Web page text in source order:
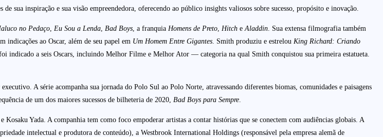
sua inspiração e sua visão empreendedora, oferecendo ao público insights valiosos sobre sucesso, propósito e inovação.
no Pedaço Eu Sou a Lenda Bad Boys , a franquia Homens de Preto Hitch e Aladdin . Sua extensa filmografia também
indicações ao Oscar, além de seu papel em Um Homem Entre Gigantes . Smith produziu e estrelou King Richard: Criando
indicado a seis Oscars, incluindo Melhor Filme e Melhor Ator — categoria na qual Smith conquistou sua primeira estatueta.
A série acompanha sua jornada do Polo Sul ao Polo Norte, atravessando diferentes biomas, comunidades e paisagens
de um dos maiores sucessos de bilheteria de 2020, Bad Boys para Sempre
Yada. A companhia tem como foco empoderar artistas a contar histórias que se conectem com audiências globais. A
intelectual e produtora de conteúdo), a Westbrook International Holdings (responsável pela empresa alemã de